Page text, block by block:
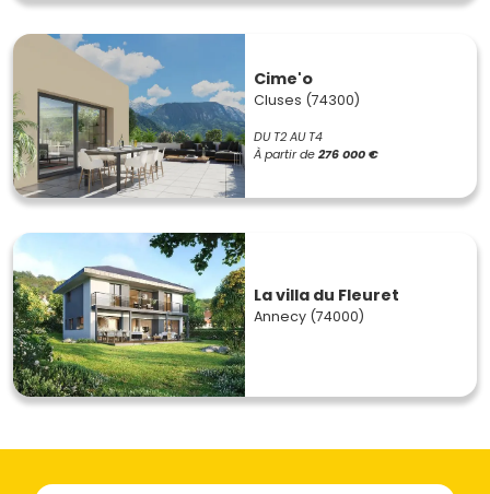
Cime'o
Cluses (74300)
DU T2 AU T4
À partir de276 000 €
La villa du Fleuret
Annecy (74000)